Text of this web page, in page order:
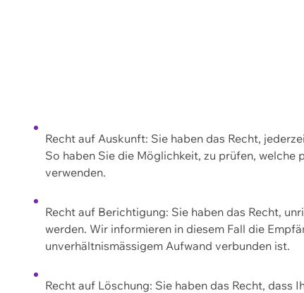
Recht auf Auskunft: Sie haben das Recht,
So haben Sie die Möglichkeit, zu prüfen,
verwenden.
Recht auf Berichtigung: Sie haben das Recht,
werden. Wir informieren in diesem Fall die
unverhältnismässigem Aufwand verbunden ist.
Recht auf Löschung: Sie haben das Recht,